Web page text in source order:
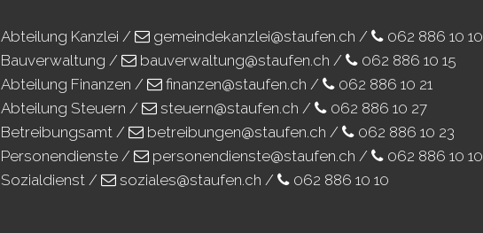
Abteilung Kanzlei / gemeindekanzlei@staufen.ch /
062 886 10 10
Bauverwaltung /
bauverwaltung@staufen.ch /
062 886 10 15
Abteilung Finanzen /
finanzen@staufen.ch /
062 886 10 21
Abteilung Steuern /
steuern@staufen.ch /
062 886 10 27
Betreibungsamt /
betreibungen@staufen.ch /
062 886 10 23
Personendienste /
personendienste@staufen.ch /
062 886 10 10
Sozialdienst /
soziales@staufen.ch / 062 886 10 10